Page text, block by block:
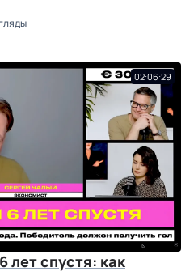
02:06:29
лет спустя: как